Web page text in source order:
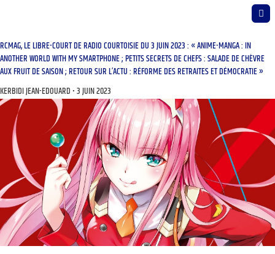
RCMAG, LE LIBRE-COURT DE RADIO COURTOISIE DU 3 JUIN 2023 : « ANIME-MANGA : IN
ANOTHER WORLD WITH MY SMARTPHONE ; PETITS SECRETS DE CHEFS : SALADE DE CHÈVRE
AUX FRUIT DE SAISON ; RETOUR SUR L’ACTU : RÉFORME DES RETRAITES ET DÉMOCRATIE »
KERBIDI JEAN-EDOUARD 3 JUIN 2023